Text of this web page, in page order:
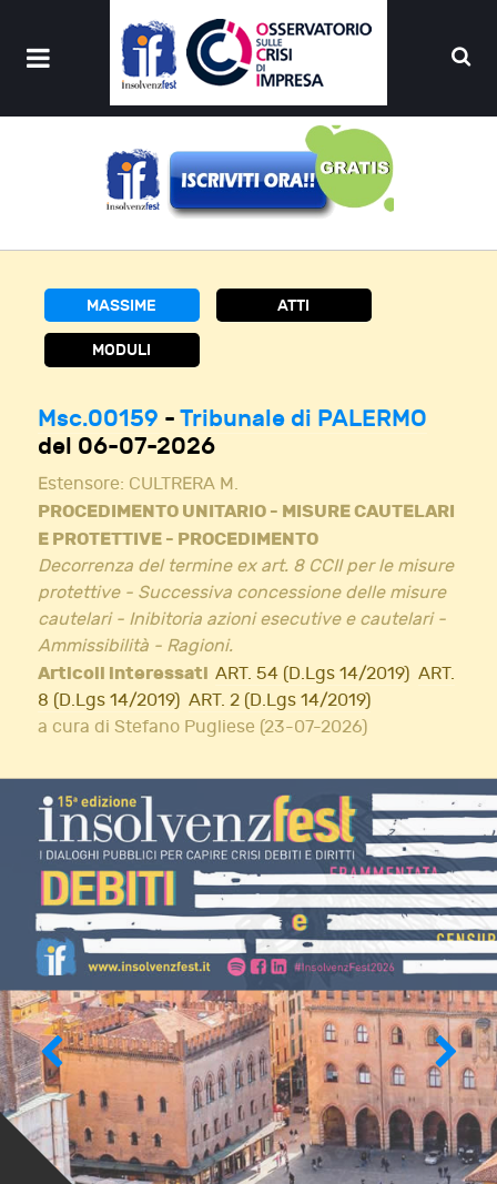
MASSIME ATTI
MODULI
Msc.00159 - Tribunale di PALERMO
del 06-07-2026
Estensore: CULTRERA M.
PROCEDIMENTO UNITARIO - MISURE CAUTELARI
E PROTETTIVE - PROCEDIMENTO
Decorrenza del termine ex art. 8 CCII per le misure
protettive - Successiva concessione delle misure
cautelari - Inibitoria azioni esecutive e cautelari -
Ammissibilità - Ragioni.
Articoli interessati ART. 54 (D.Lgs 14/2019) ART.
8 (D.Lgs 14/2019) ART. 2 (D.Lgs 14/2019)
a cura di Stefano Pugliese (23-07-2026)